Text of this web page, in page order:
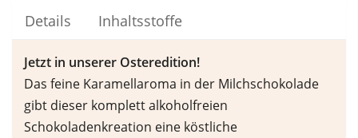
Details Inhaltsstoffe
Jetzt in unserer Osteredition!
Das feine Karamellaroma in der Milchschokolade
gibt dieser komplett alkoholfreien
Schokoladenkreation eine köstliche